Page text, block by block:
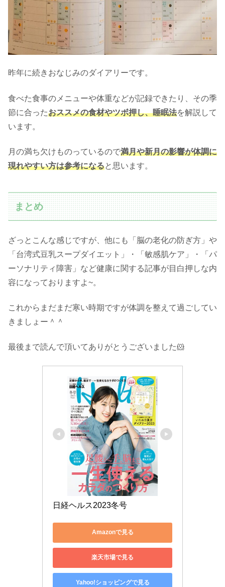
昨年に続きおなじみのダイアリーです。
食べた食事のメニューや体重などが記録できたり、その季
節に合ったおススメの食材やツボ押し、睡眠法を解説して
います。
月の満ち欠けものっているので満月や新月の影響が体調に
現れやすい方は参考になると思います。
まとめ
ざっとこんな感じですが、他にも「脳の老化の防ぎ方」や
「台湾式豆乳スープダイエット」・「敏感肌ケア」・「パ
ーソナリティ障害」など健康に関する記事が目白押しな内
容になっておりますよ~。
これからまだまだ寒い時期ですが体調を整えて過ごしてい
きましょー＾＾
最後まで読んで頂いてありがとうございました🐹
日経ヘルス2023冬号
Amazonで見る
楽天市場で見る
Yahoo!ショッピングで見る